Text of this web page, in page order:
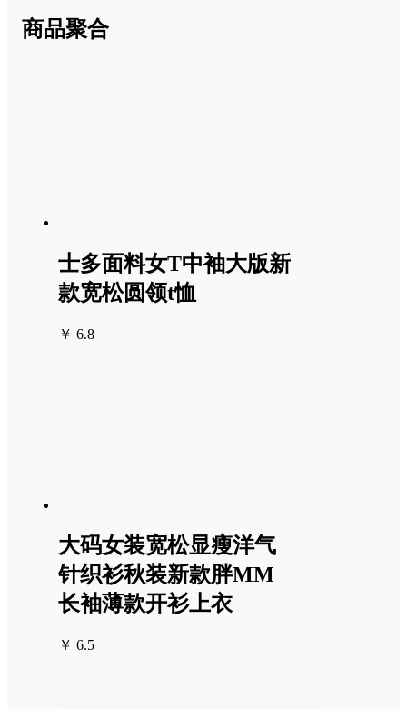
商品聚合
士多面料女T中袖大版新
款宽松圆领t恤
￥ 6.8
大码女装宽松显瘦洋气
针织衫秋装新款胖MM
长袖薄款开衫上衣
￥ 6.5